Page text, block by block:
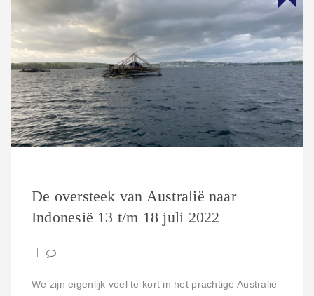
De oversteek van Australië naar
Indonesië 13 t/m 18 juli 2022
We zijn eigenlijk veel te kort in het prachtige Australië